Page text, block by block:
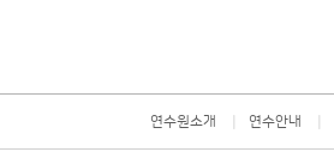
연수원소개 연수안내